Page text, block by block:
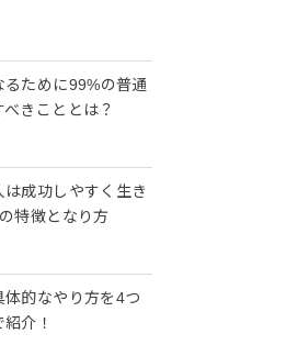
るために99%の普通
きこととは？
は成功しやすく生き
特徴となり方
体的なやり方を4つ
介！